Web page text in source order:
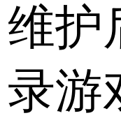
维护
录游